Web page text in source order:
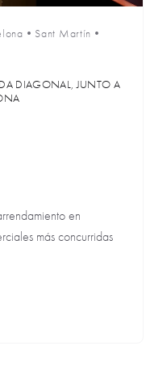
• Sant Martín •
DIAGONAL, JUNTO A
en
más concurridas